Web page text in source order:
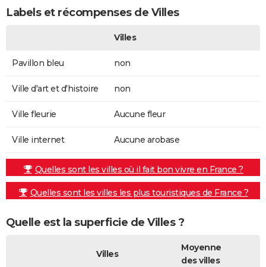
Labels et récompenses de Villes
Villes
Pavillon bleu non
Ville d'art et d'histoire non
Ville fleurie Aucune fleur
Ville internet Aucune arobase
Quelles sont les villes où il fait bon vivre en France ?
Quelles sont les villes les plus touristiques de France ?
Quelle est la superficie de Villes ?
Villes
Moyenne
des villes